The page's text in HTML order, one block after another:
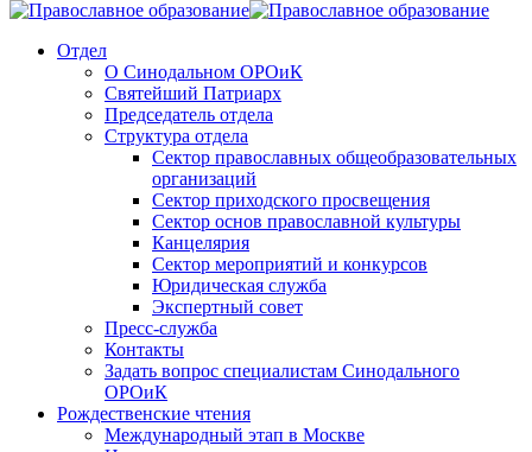
Отдел
О Синодальном ОРОиК
Святейший Патриарх
Председатель отдела
Структура отдела
Сектор православных общеобразовательных
организаций
Сектор приходского просвещения
Сектор основ православной культуры
Канцелярия
Сектор мероприятий и конкурсов
Юридическая служба
Экспертный совет
Пресс-служба
Контакты
Задать вопрос специалистам Синодального
ОРОиК
Рождественские чтения
Международный этап в Москве